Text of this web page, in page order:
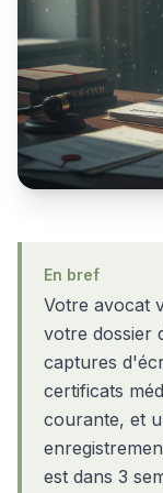
En bref
Votre avocat
votre dossier
captures
certificats
courante, et
est dans 3